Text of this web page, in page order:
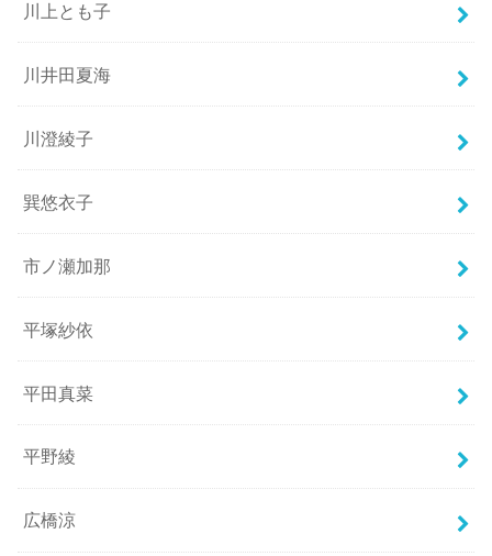
川上とも子
川井田夏海
川澄綾子
巽悠衣子
市ノ瀬加那
平塚紗依
平田真菜
平野綾
広橋涼